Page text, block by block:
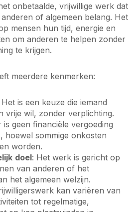
onbetaalde, vrijwillige werk dat
of algemeen belang. Het
mensen hun tijd, energie en
om anderen te helpen zonder
te krijgen.
meerdere kenmerken:
Het is een keuze die iemand
vrije wil, zonder verplichting.
is geen financiële vergoeding
hoewel sommige onkosten
worden.
doel: Het werk is gericht op
van anderen of het
het algemeen welzijn.
kan variëren van
tot regelmatige,